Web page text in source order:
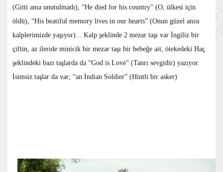
(Gitti ama unutulmadı), “He died for his country” (O, ülkesi için
öldü), “His beatiful memory lives in our hearts” (Onun güzel anısı
kalplerimizde yaşıyor)... Kalp şeklinde 2 mezar taşı var İngiliz bir
çiftin, az ileride minicik bir mezar taşı bir bebeğe ait, ötekedeki Haç
şeklindeki bazı taşlarda da “God is Love” (Tanrı sevgidir) yazıyor.
İsimsiz taşlar da var; “an İndian Soldier” (Hintli bir asker)